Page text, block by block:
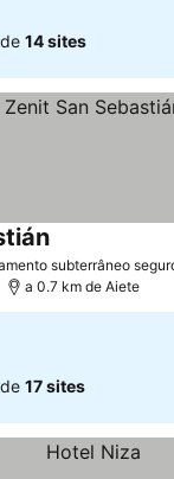
14 sites
subterrâneo
Ver preços
a 0.7 km de Aiete
17 sites